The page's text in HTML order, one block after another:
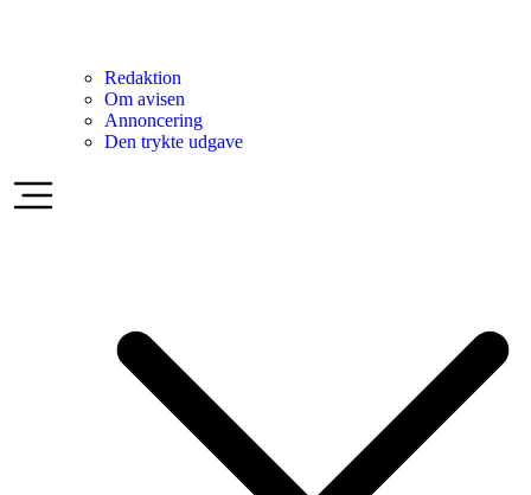
Redaktion
Om avisen
Annoncering
Den trykte udgave